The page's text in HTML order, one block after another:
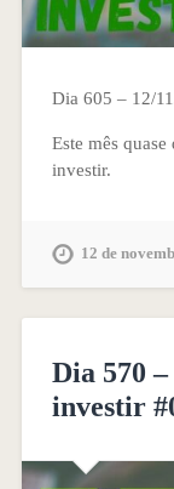
Dia 605 – 12/
Este mês
investir.
12 de
Dia 570
investir